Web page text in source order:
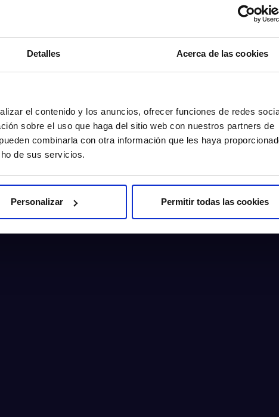
Detalles Acerca de las cookies
el contenido y los anuncios, ofrecer funciones de redes
sobre el uso que haga del sitio web con nuestros partners de
combinarla con otra información que les haya
de sus servicios.
Personalizar Permitir todas las cookies